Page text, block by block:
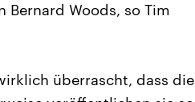
Woods, so Tim
überrascht, dass die